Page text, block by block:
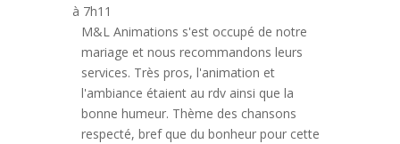
à 7h11
M&L Animations s'est occupé de notre
mariage et nous recommandons leurs
services. Très pros, l'animation et
l'ambiance étaient au rdv ainsi que la
bonne humeur. Thème des chansons
respecté, bref que du bonheur pour cette